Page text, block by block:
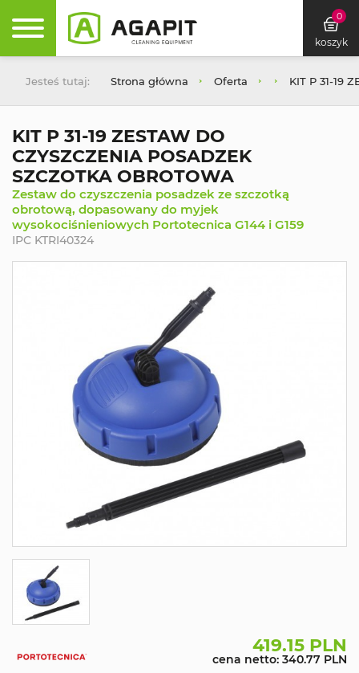
0
koszyk
Jesteś tutaj: Strona główna Oferta KIT P 31-19
KIT P 31-19 ZESTAW DO
CZYSZCZENIA POSADZEK
SZCZOTKA OBROTOWA
Zestaw do czyszczenia posadzek ze szczotką
obrotową, dopasowany do myjek
wysokociśnieniowych Portotecnica G144 i G159
IPC KTRI40324
419.15 PLN
cena netto: 340.77 PLN